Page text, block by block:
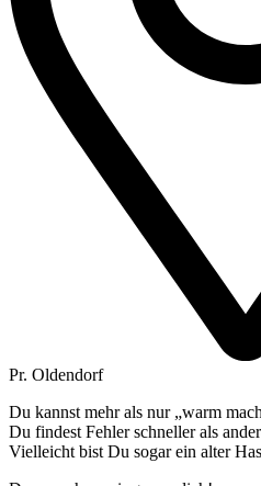
Pr. Oldendorf
Du kannst mehr als nur „warm
Du findest Fehler schneller als
Vielleicht bist Du sogar ein alter